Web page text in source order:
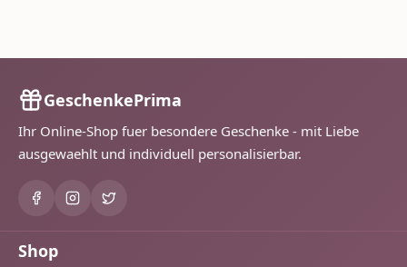
GeschenkePrima
Ihr Online-Shop fuer besondere Geschenke - mit Liebe
ausgewaehlt und individuell personalisierbar.
Shop